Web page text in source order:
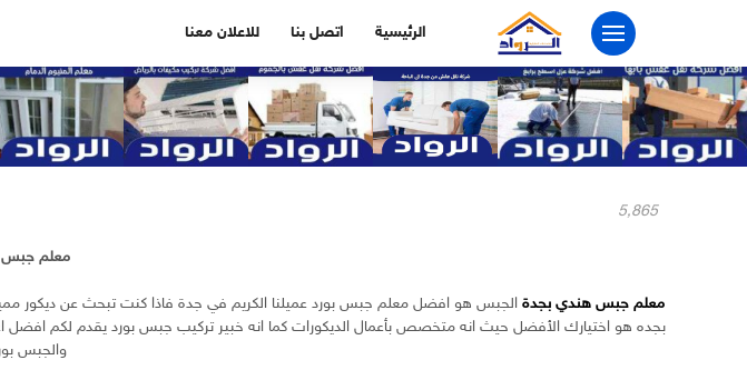
الرئيسية اتصل بنا للاعلان معنا
5٬865
معلم جبس
معلم جبس هندي بجدة الجبس هو افضل معلم جبس بورد عميلنا الكريم في جدة فاذا كنت تبحث عن ديكور
بجده هو اختيارك الأفضل حيث انه متخصص بأعمال الديكورات كما انه خبير تركيب جبس بورد يقدم لكم افضل
والجبس